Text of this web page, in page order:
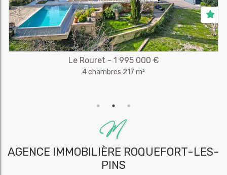
Le Rouret - 1 995 000 €
4 chambres 217 m²
AGENCE IMMOBILIÈRE ROQUEFORT-LES-
PINS